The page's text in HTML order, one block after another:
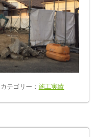
テゴリー：施工実績